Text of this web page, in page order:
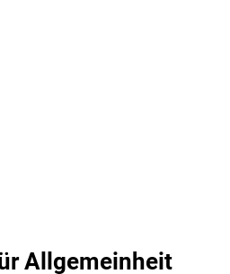
Allgemeinheit